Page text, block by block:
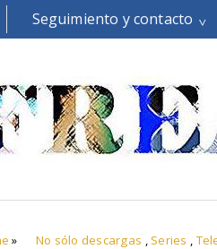
Seguimiento y contacto
» No sólo descargas , Series ,